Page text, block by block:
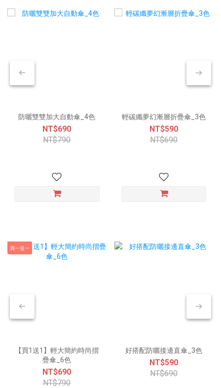
防曬雙雙加大自動傘_4色
NT$690
NT$790
輕碳纖夢幻漸層折疊傘_3色
NT$590
NT$690
買一送一
【買1送1】輕大簡約時尚摺
疊傘_6色
NT$690
NT$790
好搭配防曬接邊直傘_3色
NT$590
NT$690